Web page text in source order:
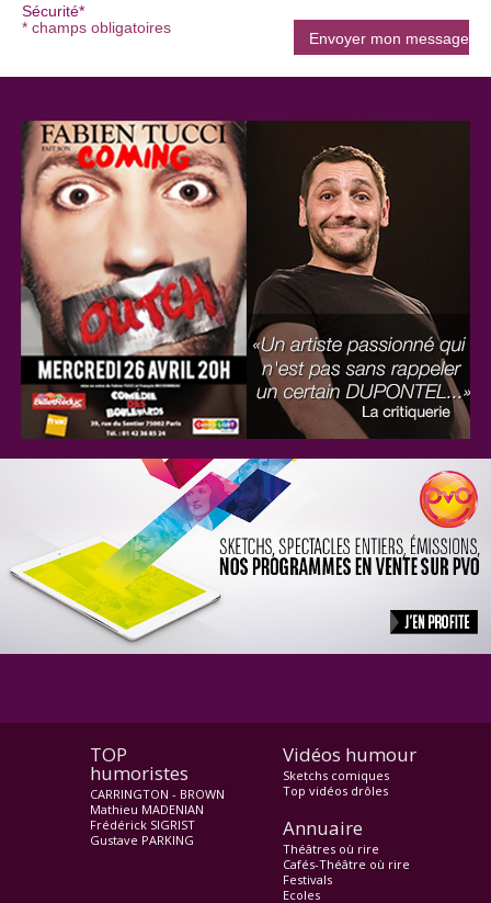
Sécurité*
* champs obligatoires
TOP
humoristes
CARRINGTON - BROWN
Mathieu MADENIAN
Frédérick SIGRIST
Gustave PARKING
Vidéos humour
Sketchs comiques
Top vidéos drôles
Annuaire
Théâtres où rire
Cafés-Théâtre où rire
Festivals
Ecoles